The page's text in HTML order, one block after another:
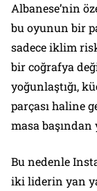
Albanese’nin
bu oyunun bir
sadece iklim
bir coğrafya
yoğunlaştığı,
parçası haline
masa
Bu nedenle
iki liderin yan